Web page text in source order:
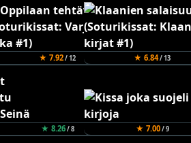
★ 7.92/ 12 ★ 6.84/ 13
★ 8.26/ 8 ★ 7.00/ 9